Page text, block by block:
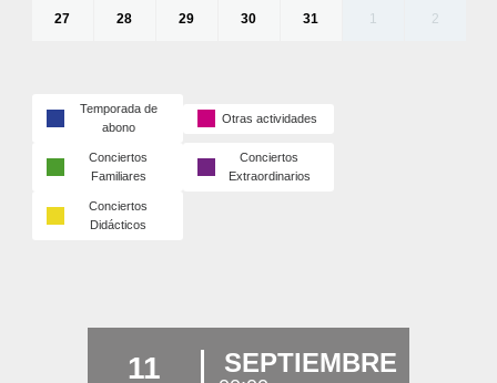
27 28 29 30 31 1 2
Temporada de
abono
Otras actividades
Conciertos
Familiares
Conciertos
Extraordinarios
Conciertos
Didácticos
11 SEPTIEMBRE